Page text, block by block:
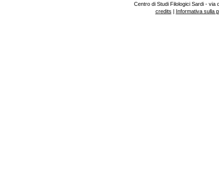
Centro di Studi Filologici Sardi - via
credits | Informativa sulla